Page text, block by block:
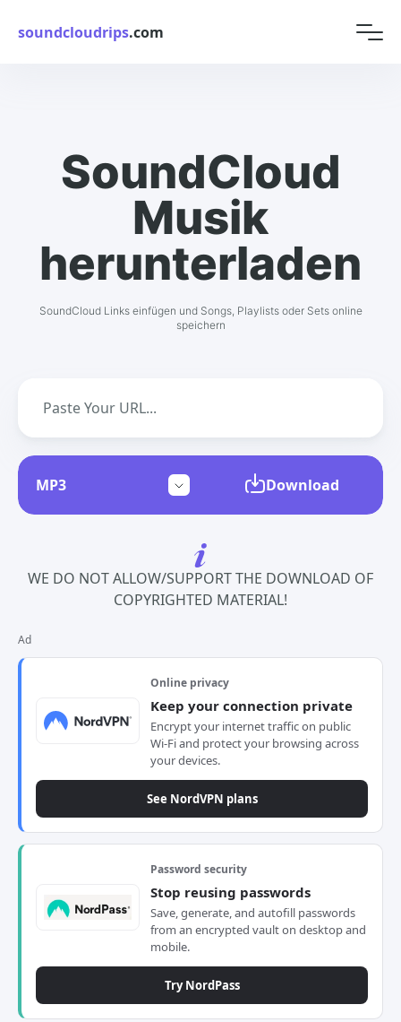
soundcloudrips.com
SoundCloud
Musik
herunterladen
SoundCloud Links einfügen und Songs, Playlists oder Sets online
speichern
Download
WE DO NOT ALLOW/SUPPORT THE DOWNLOAD OF
COPYRIGHTED MATERIAL!
Ad
Online privacy
Keep your connection private
Encrypt your internet traffic on public
Wi-Fi and protect your browsing across
your devices.
See NordVPN plans
Password security
Stop reusing passwords
Save, generate, and autofill passwords
from an encrypted vault on desktop and
mobile.
Try NordPass